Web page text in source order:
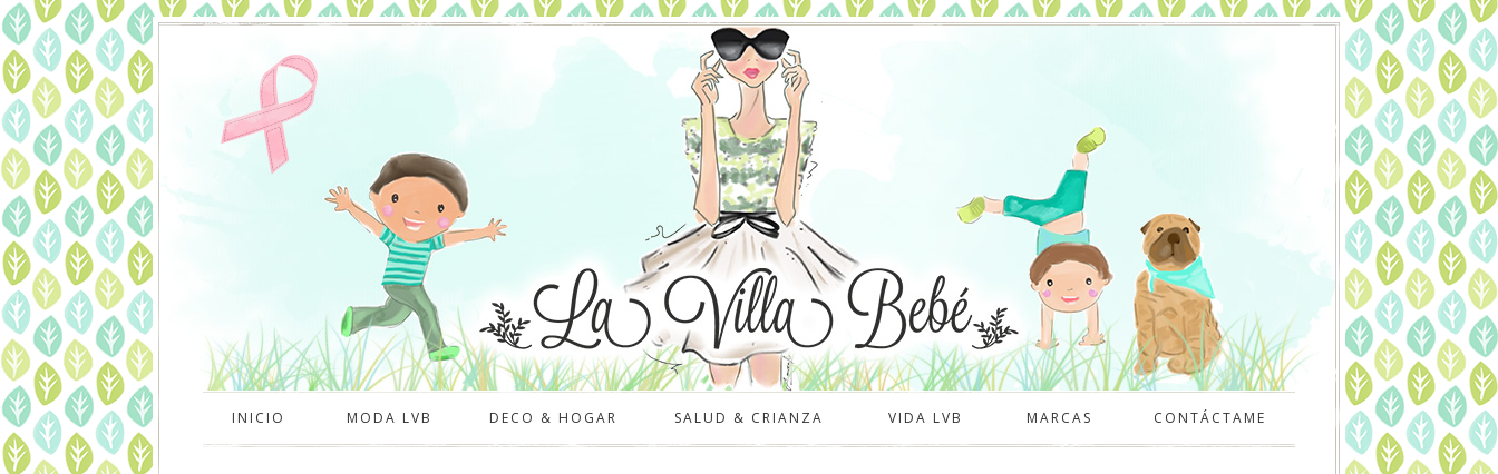
INICIO MODA LVB DECO & HOGAR SALUD & CRIANZA VIDA LVB MARCAS CONTÁCTAME